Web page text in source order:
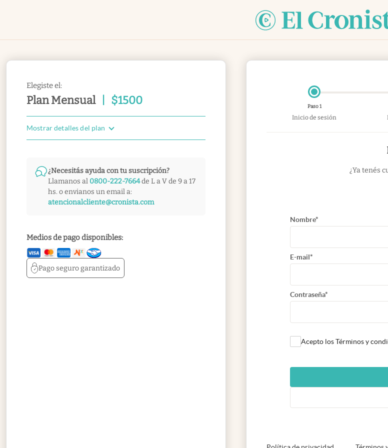
Elegiste el:
Plan Mensual $1500
Mostrar detalles del plan
¿Necesitás ayuda con tu suscripción?
Llamanos al 0800-222-7664de L a V de 9 a 17
hs. o envianos un email a:
atencionalcliente@cronista.com
Medios de pago disponibles:
Pago segurogarantizado
Paso 1
Inicio de sesión
¿Ya tenés
Nombre*
E-mail*
Contraseña*
Acepto los Términos y